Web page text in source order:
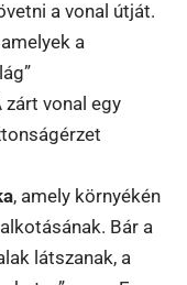
a vonal útját.
a
vonal egy
, amely környékén
Bár a
látszanak, a